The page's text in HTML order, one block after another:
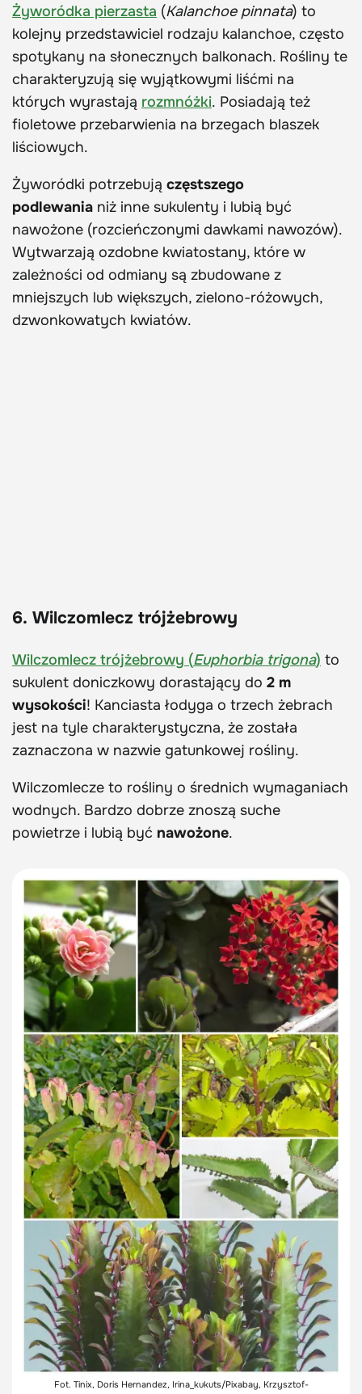
Żyworódka pierzasta (Kalanchoe pinnata) to
kolejny przedstawiciel rodzaju kalanchoe, często
spotykany na słonecznych balkonach. Rośliny te
charakteryzują się wyjątkowymi liśćmi na
których wyrastają rozmnóżki. Posiadają też
fioletowe przebarwienia na brzegach blaszek
liściowych.
Żyworódki potrzebują częstszego
podlewania niż inne sukulenty i lubią być
nawożone (rozcieńczonymi dawkami nawozów).
Wytwarzają ozdobne kwiatostany, które w
zależności od odmiany są zbudowane z
mniejszych lub większych, zielono-różowych,
dzwonkowatych kwiatów.
6. Wilczomlecz trójżebrowy
Wilczomlecz trójżebrowy (Euphorbia trigona) to
sukulent doniczkowy dorastający do 2 m
wysokości! Kanciasta łodyga o trzech żebrach
jest na tyle charakterystyczna, że została
zaznaczona w nazwie gatunkowej rośliny.
Wilczomlecze to rośliny o średnich wymaganiach
wodnych. Bardzo dobrze znoszą suche
powietrze i lubią być nawożone.
Fot. Tinix, Doris Hernandez, Irina_kukuts/Pixabay, Krzysztof-